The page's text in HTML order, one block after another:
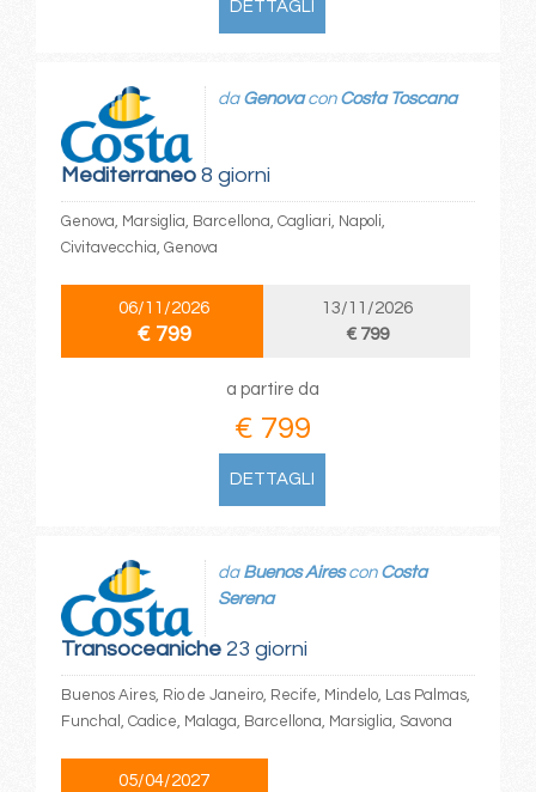
DETTAGLI
Mediterraneo8 giorni
da Genovacon Costa Toscana
Genova, Marsiglia, Barcellona, Cagliari, Napoli,
Civitavecchia, Genova
06/11/2026
€ 799
13/11/2026
€ 799
a partire da
€ 799
DETTAGLI
Transoceaniche23 giorni
da Buenos Airescon Costa
Serena
Buenos Aires, Rio de Janeiro, Recife, Mindelo, Las Palmas,
Funchal, Cadice, Malaga, Barcellona, Marsiglia, Savona
05/04/2027